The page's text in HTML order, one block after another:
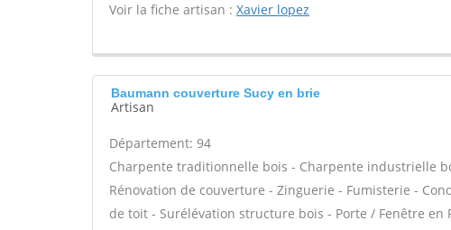
Voir la fiche artisan : Xavier lopez
Baumann couverture Sucy en brie
Artisan
Département: 94
Charpente traditionnelle bois - Charpente industrielle
Rénovation de couverture - Zinguerie - Fumisterie -
de toit - Surélévation structure bois - Porte / Fenêtre